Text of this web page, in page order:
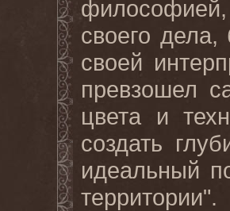
философией,
своего
своей
превзошел
цвета и
создать
идеальный
территории".